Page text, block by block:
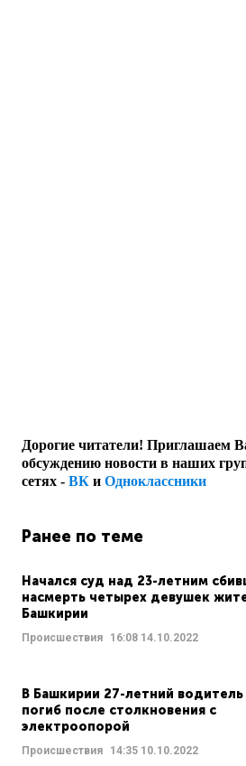
Дорогие читатели! Приглашаем
обсуждению новости в наших
сетях - ВК и Одноклассники
Ранее по теме
Начался суд над 23-летним
насмерть четырех девушек
Башкирии
Происшествия 16:08 14.10.2022
В Башкирии 27-летний водитель
погиб после столкновения с
электроопорой
Происшествия 14:35 10.10.2022